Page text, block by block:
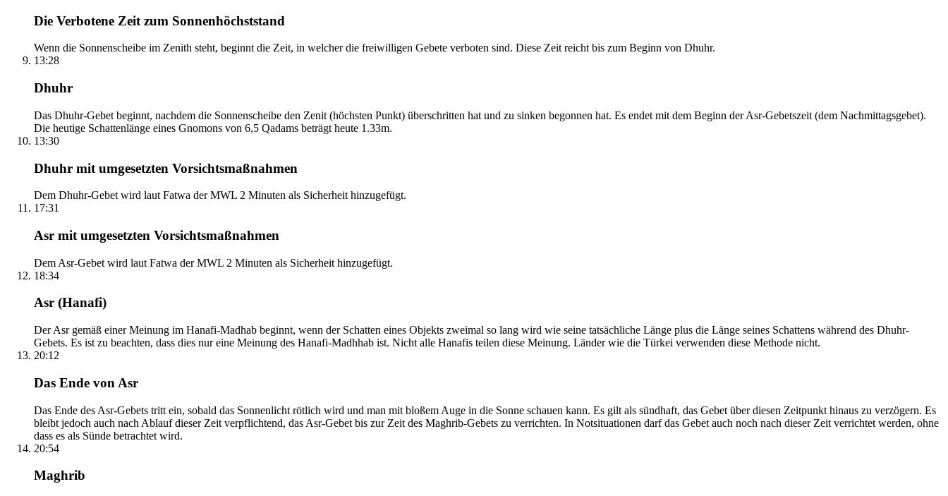
Die Verbotene Zeit zum Sonnenhöchststand
Wenn die Sonnenscheibe im Zenith steht, beginnt die Zeit, in welcher die freiwilligen Gebete verboten sind. Diese Zeit reicht bis zum Beginn von Dhuhr.
13:28
Dhuhr
Das Dhuhr-Gebet beginnt, nachdem die Sonnenscheibe den Zenit (höchsten Punkt) überschritten hat und zu sinken begonnen hat. Es endet mit dem Beginn der Asr-Gebetszeit (dem Nachmittagsgebet).
Die heutige Schattenlänge eines Gnomons von 6,5 Qadams beträgt heute 1.33m.
13:30
Dhuhr mit umgesetzten Vorsichtsmaßnahmen
Dem Dhuhr-Gebet wird laut Fatwa der MWL 2 Minuten als Sicherheit hinzugefügt.
17:31
Asr mit umgesetzten Vorsichtsmaßnahmen
Dem Asr-Gebet wird laut Fatwa der MWL 2 Minuten als Sicherheit hinzugefügt.
18:34
Asr (Hanafi)
Der Asr gemäß einer Meinung im Hanafi-Madhab beginnt, wenn der Schatten eines Objekts zweimal so lang wird wie seine tatsächliche Länge plus die Länge seines Schattens während des Dhuhr-
Gebets. Es ist zu beachten, dass dies nur eine Meinung des Hanafi-Madhhab ist. Nicht alle Hanafis teilen diese Meinung. Länder wie die Türkei verwenden diese Methode nicht.
20:12
Das Ende von Asr
Das Ende des Asr-Gebets tritt ein, sobald das Sonnenlicht rötlich wird und man mit bloßem Auge in die Sonne schauen kann. Es gilt als sündhaft, das Gebet über diesen Zeitpunkt hinaus zu verzögern. Es
bleibt jedoch auch nach Ablauf dieser Zeit verpflichtend, das Asr-Gebet bis zur Zeit des Maghrib-Gebets zu verrichten. In Notsituationen darf das Gebet auch noch nach dieser Zeit verrichtet werden, ohne
dass es als Sünde betrachtet wird.
20:54
Maghrib